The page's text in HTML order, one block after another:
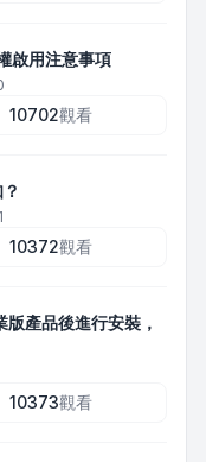
啟用注意事項
10702觀看
10372觀看
產品後進行安裝，
10373觀看